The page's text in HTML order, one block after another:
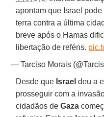
apontam que Israel
terra contra a última
breve após o Hamas
libertação de reféns.
— Tarciso Morais
Desde que Israel deu a
prosseguir com a
cidadãos deGaza